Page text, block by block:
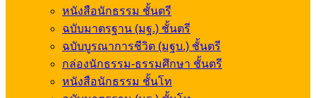
หนังสือนักธรรม ชั้นตรี
ฉบับมาตรฐาน (มฐ.) ชั้นตรี
ฉบับบูรณาการชีวิต (มฐบ.) ชั้นตรี
กล่องนักธรรม-ธรรมศึกษา ชั้นตรี
หนังสือนักธรรม ชั้นโท